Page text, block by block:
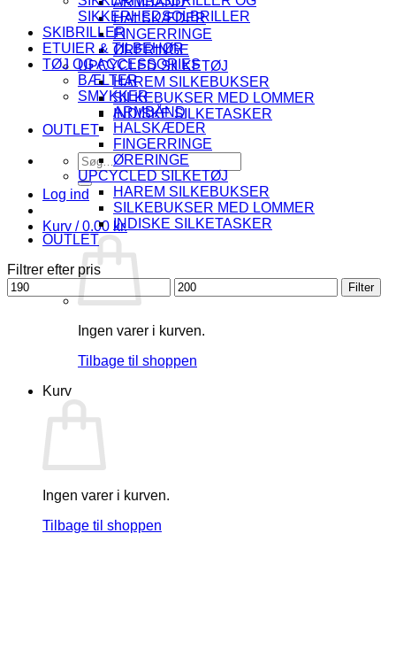
HALSKÆDER
FINGERRINGE
ØRERINGE
UPCYCLED SILKETØJ
HAREM SILKEBUKSER
SILKEBUKSER MED LOMMER
INDISKE SILKETASKER
OUTLET
Søg
efter:
Log ind
Kurv /0.00 kr.
Ingen varer i kurven.
Tilbage til shoppen
Kurv
Ingen varer i kurven.
Tilbage til shoppen
SIKKERHEDSOLBRILLER
SKIBRILLER
ETUIER & TILBEHØR
TØJ OG ACCESSORIES
BÆLTER
SMYKKER
ARMBÅND
HALSKÆDER
FINGERRINGE
ØRERINGE
UPCYCLED SILKETØJ
HAREM SILKEBUKSER
SILKEBUKSER MED LOMMER
INDISKE SILKETASKER
OUTLET
Filtrer efter pris
Mindste
pris
Højeste
pris
Filter